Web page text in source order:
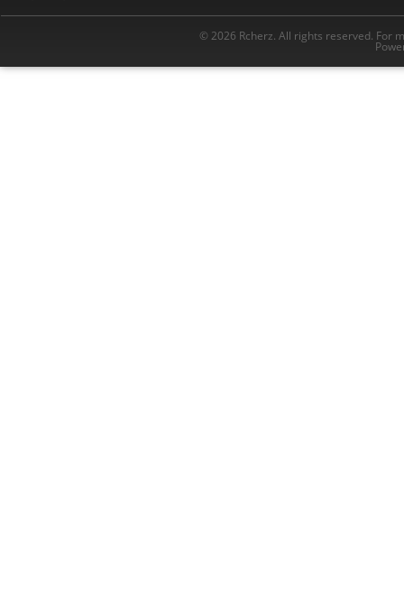
© 2026 Rcherz. All rights reserved. For